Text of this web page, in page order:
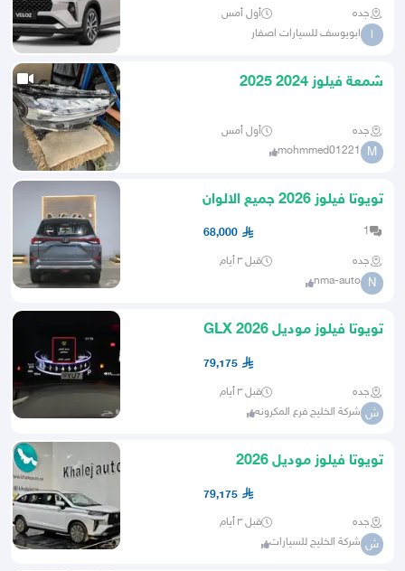
جده أول أمس
ا ابويوسف للسيارات اصفار
شمعة فيلوز 2024 2025
جده أول أمس
M
mohmmed01221
تويوتا فيلوز 2026 جميع الالوان
1
68,000
جده قبل ٣ أيام
N
nma-auto
تويوتا فيلوز موديل GLX 2026
79,175
جده قبل ٣ أيام
ش شركة الخليج فرع المكرونه
تويوتا فيلوز موديل 2026
79,175
جده قبل ٣ أيام
ش شركة الخليج للسيارات